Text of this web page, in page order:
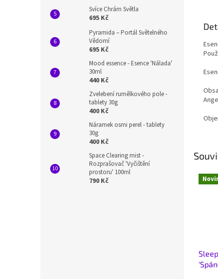
Svíce Chrám Světla
695 Kč
Pyramida – Portál Světelného
Vědomí
695 Kč
Mood essence - Esence 'Nálada'
30ml
440 Kč
Zvelebení rumělkového pole -
tablety 30g
400 Kč
Náramek osmi perel - tablety
30g
400 Kč
Space Clearing mist -
Rozprašovač 'Vyčištění
prostoru' 100ml
790 Kč